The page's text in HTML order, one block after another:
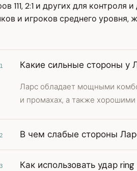
2:1 и других для контроля
и игроков среднего уровня,
Какие сильные стороны у
Ларс обладает мощными
и промахах, а также
В чем слабые стороны
Как использовать удар